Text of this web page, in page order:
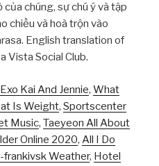
chúng, sự chú ý và tập
chiều và hoà trộn vào
English translation of
Vista Social Club.
Exo Kai And Jennie, What
Is Weight, Sportscenter
Music, Taeyeon All About
Online 2020, All I Do
frankivsk Weather, Hotel